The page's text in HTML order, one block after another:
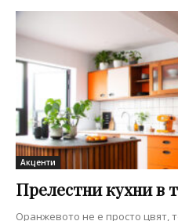
Акценти
Прелестни кухни в
Оранжевото не е просто цвят,